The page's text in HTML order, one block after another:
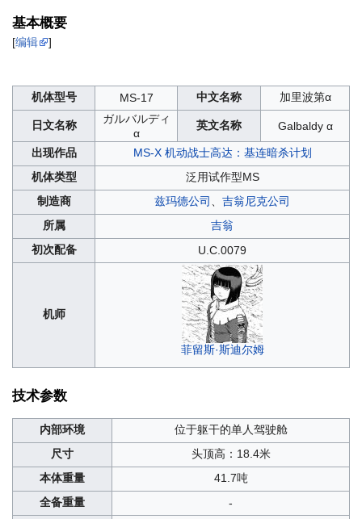
基本概要
[编辑 ]
机体型号 MS-17 中文名称 加里波第α
日文名称
ガルバルディ
α
英文名称 Galbaldy α
出现作品 MS-X 机动战士高达：基连暗杀计划
机体类型
泛用试作型MS
制造商
兹玛德公司
吉翁尼克公司
所属
吉翁
初次配备
U.C.0079
机师
菲留斯·斯迪尔姆
技术参数
内部环境
位于躯干的单人驾驶舱
尺寸
头顶高：18.4米
本体重量
41.7吨
全备重量
-